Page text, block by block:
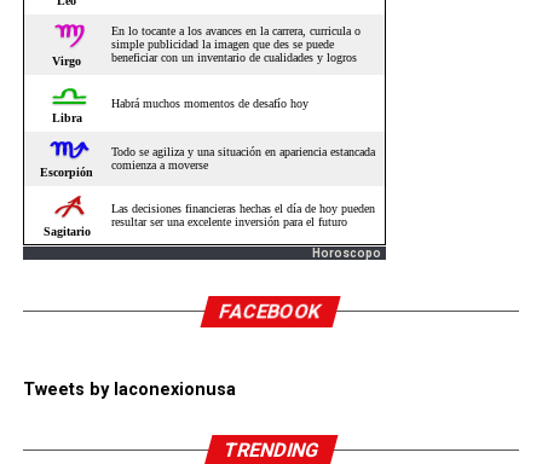
Horoscopo
FACEBOOK
Tweets by laconexionusa
TRENDING